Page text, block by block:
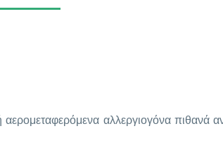
αλλεργιογόνα πιθανά